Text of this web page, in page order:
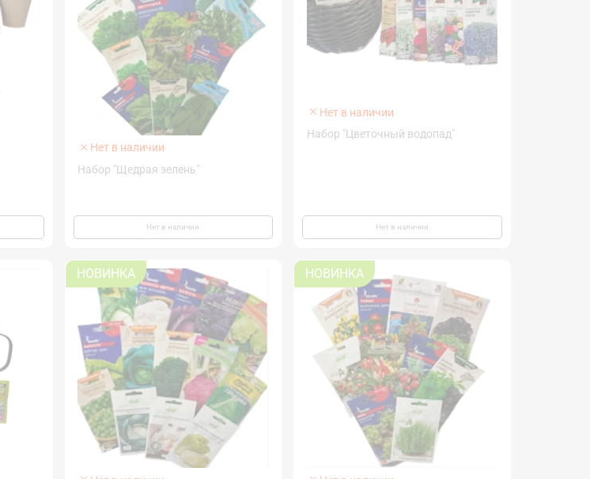
Нет в наличии
Набор "Щедрая зелень"
Нет в наличии
Нет в наличии
Набор "Цветочный водопад"
Нет в наличии
НОВИНКА НОВИНКА